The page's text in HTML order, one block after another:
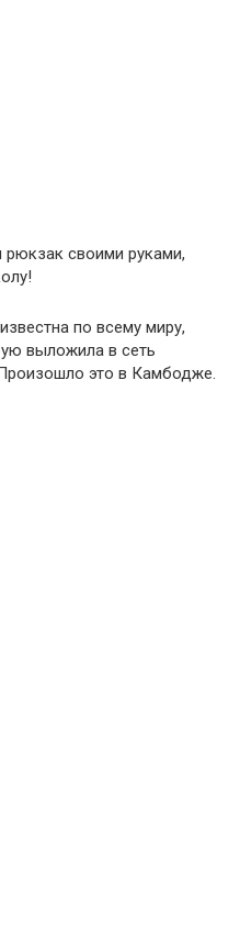
своими руками,
по всему миру,
выложила в сеть
это в Камбодже.